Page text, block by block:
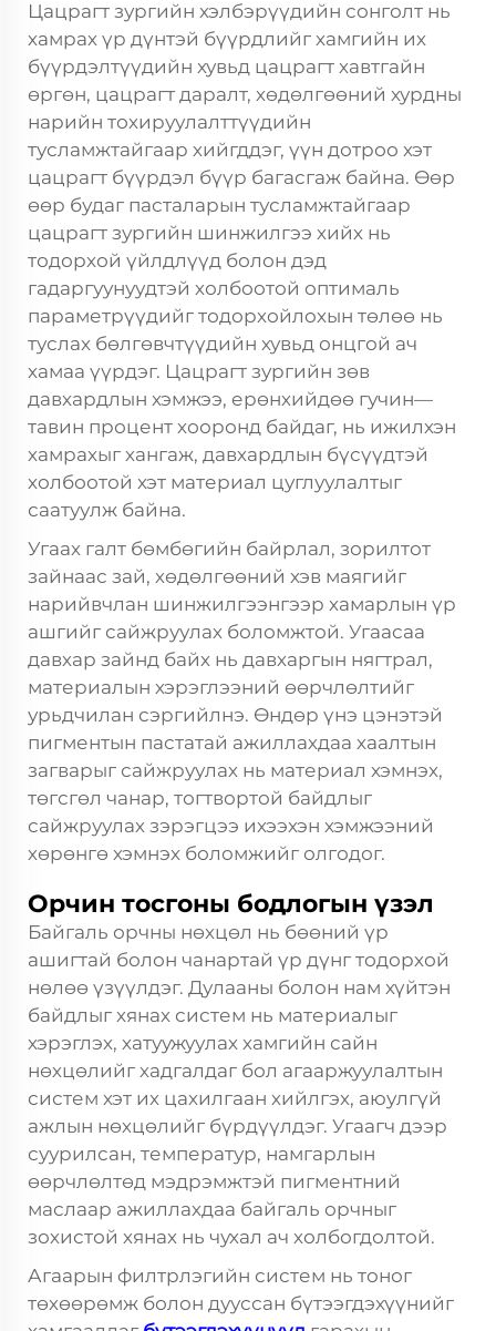
Цацрагт зургийн хэлбэрүүдийн сонголт нь
хамрах үр дүнтэй бүүрдлийг хамгийн их
бүүрдэлтүүдийн хувьд цацрагт хавтгайн
өргөн, цацрагт даралт, хөдөлгөөний хурдны
нарийн тохируулалттүүдийн
тусламжтайгаар хийгддэг, үүн дотроо хэт
цацрагт бүүрдэл бүүр багасгаж байна. Өөр
өөр будаг пасталарын тусламжтайгаар
цацрагт зургийн шинжилгээ хийх нь
тодорхой үйлдлүүд болон дэд
гадаргуунуудтэй холбоотой оптималь
параметрүүдийг тодорхойлохын төлөө нь
туслах бөлгөвчтүүдийн хувьд онцгой ач
хамаа үүрдэг. Цацрагт зургийн зөв
давхардлын хэмжээ, ерөнхийдөө гучин—
тавин процент хооронд байдаг, нь ижилхэн
хамрахыг хангаж, давхардлын бүсүүдтэй
холбоотой хэт материал цуглуулалтыг
саатуулж байна.
Угаах галт бөмбөгийн байрлал, зорилтот
зайнаас зай, хөдөлгөөний хэв маягийг
нарийвчлан шинжилгээнгээр хамарлын үр
ашгийг сайжруулах боломжтой. Угаасаа
давхар зайнд байх нь давхаргын нягтрал,
материалын хэрэглээний өөрчлөлтийг
урьдчилан сэргийлнэ. Өндөр үнэ цэнэтэй
пигментын пастатай ажиллахдаа хаалтын
загварыг сайжруулах нь материал хэмнэх,
төгсгөл чанар, тогтвортой байдлыг
сайжруулах зэрэгцээ ихээхэн хэмжээний
хөрөнгө хэмнэх боломжийг олгодог.
Орчин тосгоны бодлогын үзэл
Байгаль орчны нөхцөл нь бөөний үр
ашигтай болон чанартай үр дүнг тодорхой
нөлөө үзүүлдэг. Дулааны болон нам хүйтэн
байдлыг хянах систем нь материалыг
хэрэглэх, хатуужуулах хамгийн сайн
нөхцөлийг хадгалдаг бол агааржуулалтын
систем хэт их цахилгаан хийлгэх, аюулгүй
ажлын нөхцөлийг бүрдүүлдэг. Угаагч дээр
суурилсан, температур, намгарлын
өөрчлөлтөд мэдрэмжтэй пигментний
маслаар ажиллахдаа байгаль орчныг
зохистой хянах нь чухал ач холбогдолтой.
Агаарын филтрлэгийн систем нь тоног
төхөөрөмж болон дууссан бүтээгдэхүүнийг